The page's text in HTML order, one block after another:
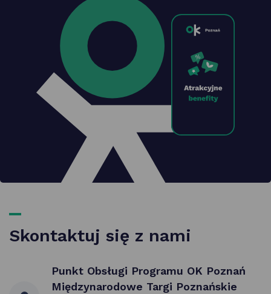
Skontaktuj się z nami
Punkt Obsługi Programu OK Poznań
Międzynarodowe Targi Poznańskie